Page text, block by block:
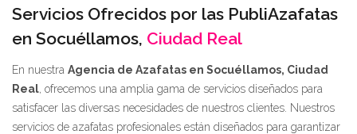
Servicios Ofrecidos por las PubliAzafatas
en Socuéllamos, Ciudad Real
En nuestra Agencia de Azafatas en Socuéllamos, Ciudad
Real , ofrecemos una amplia gama de servicios diseñados para
satisfacer las diversas necesidades de nuestros clientes. Nuestros
servicios de azafatas profesionales están diseñados para garantizar